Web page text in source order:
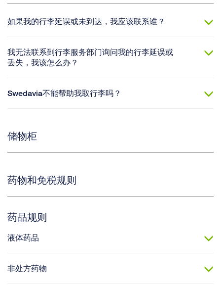
如果我的行李延误或未到达，我应该联系谁？
我无法联系到行李服务部门询问我的行李延误或
丢失，我该怎么办？
Swedavia不能帮助我取行李吗？
储物柜
药物和免税规则
药品规则
液体药品
非处方药物